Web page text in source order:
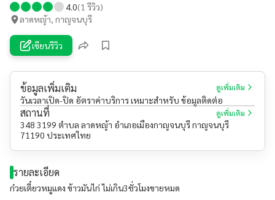
4.0(1 รีวิว)
ลาดหญ้า, กาญจนบุรี
เขียนรีวิว
ข้อมูลเพิ่มเติม ดูเพิ่มเติม
วันเวลาเปิด-ปิด อัตราค่าบริการ เหมาะสำหรับ ข้อมูลติดต่อ
สถานที่ ดูเพิ่มเติม
348 3199 ตำบล ลาดหญ้า อำเภอเมืองกาญจนบุรี กาญจนบุรี
71190 ประเทศไทย
รายละเอียด
ก๋วยเตี๋ยวหมูแดง ข้าวมันไก่ ไม่เกิน3ชั่วโมงขายหมด